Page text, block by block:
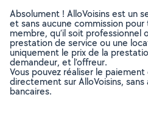
Absolument ! AlloVoisins est un
et sans aucune commission
membre, qu’il soit professionnel
prestation de service ou une
uniquement le prix de la
demandeur, et l’offreur.
Vous pouvez réaliser le
directement sur AlloVoisins,
bancaires.